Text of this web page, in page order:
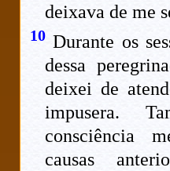
deixava de me
10 Durante os
dessa
deixei de
impusera.
consciência
causas